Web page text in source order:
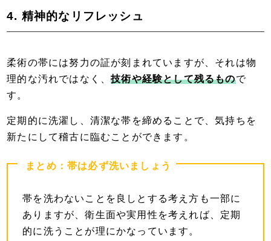
4. 精神的なリフレッシュ
柔術の帯には努力の証が刻まれていますが、それは物
理的な汚れではなく、技術や経験として残るもので
す。
定期的に洗濯し、清潔な帯を締めることで、気持ちを
新たにして稽古に臨むことができます。
まとめ：帯は必ず洗いましょう
帯を洗わないことを良しとする考え方も一部に
ありますが、衛生面や実用性を考えれば、定期
的に洗うことが理にかなっています。